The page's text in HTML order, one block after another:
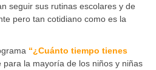
seguir sus rutinas escolares y de
pero tan cotidiano como es la
“¿Cuánto tiempo tienes
para la mayoría de los niños y niñas